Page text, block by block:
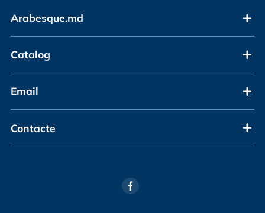
Arabesque.md
Catalog
Email
Contacte